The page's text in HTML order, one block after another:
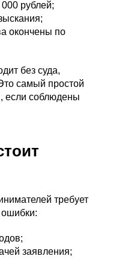
рублей;
окончены по
без суда,
самый простой
если соблюдены
требует
ошибки:
заявления;